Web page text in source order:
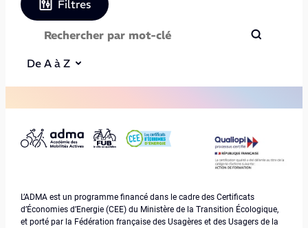
Filtres
De A à Z
L’ADMA est un programme financé dans le cadre des Certificats
d’Économies d’Energie (CEE) du Ministère de la Transition Écologique,
et porté par la Fédération française des Usagères et des Usagers de la